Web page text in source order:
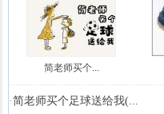
简老师买个...
·简老师买个足球送给我(...